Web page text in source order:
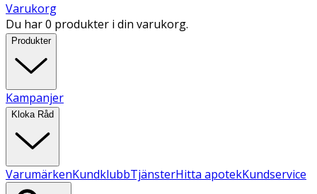
Varukorg
Du har 0 produkter i din varukorg.
Produkter
Kampanjer
Kloka Råd
VarumärkenKundklubbTjänsterHitta apotekKundservice